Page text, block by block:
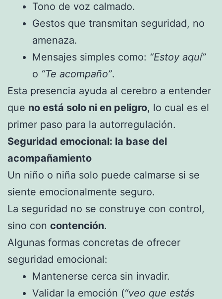
Tono de voz calmado.
Gestos que transmitan seguridad, no
amenaza.
Mensajes simples como: “Estoy aquí”
o “Te acompaño”.
Esta presencia ayuda al cerebro a entender
que no está solo ni en peligro, lo cual es el
primer paso para la autorregulación.
Seguridad emocional: la base del
acompañamiento
Un niño o niña solo puede calmarse si se
siente emocionalmente seguro.
La seguridad no se construye con control,
sino con contención.
Algunas formas concretas de ofrecer
seguridad emocional:
Mantenerse cerca sin invadir.
Validar la emoción (“veo que estás